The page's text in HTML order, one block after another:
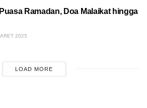
Ramadan, Doa Malaikat hingga
2025
LOAD MORE